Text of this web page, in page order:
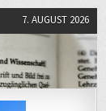
7. AUGUST 2026